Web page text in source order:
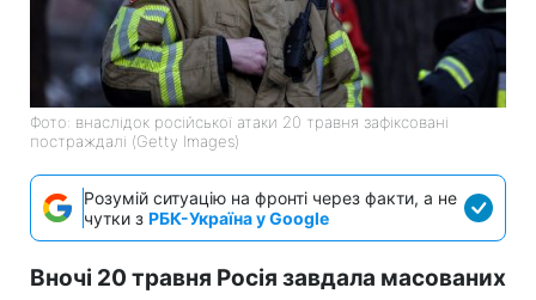
Фото: внаслідок російської атаки 20 травня зафіксовані
постраждалі (Getty Images)
Розумій ситуацію на фронті через факти, а не
чутки з РБК-Україна у Google
Вночі 20 травня Росія завдала масованих